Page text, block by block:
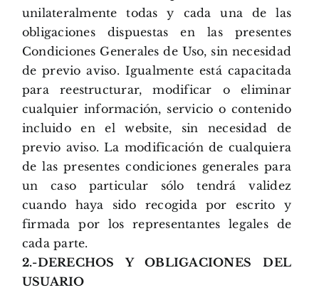
unilateralmente todas y cada una de las
obligaciones dispuestas en las presentes
Condiciones Generales de Uso, sin necesidad
de previo aviso. Igualmente está capacitada
para reestructurar, modificar o eliminar
cualquier información, servicio o contenido
incluido en el website, sin necesidad de
previo aviso. La modificación de cualquiera
de las presentes condiciones generales para
un caso particular sólo tendrá validez
cuando haya sido recogida por escrito y
firmada por los representantes legales de
cada parte.
2.-DERECHOS Y OBLIGACIONES DEL
USUARIO